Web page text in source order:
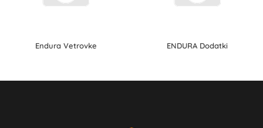
Endura Vetrovke ENDURA Dodatki